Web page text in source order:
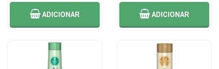
ADICIONAR ADICIONAR